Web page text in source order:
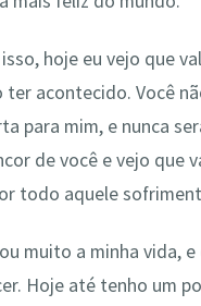
hoje eu vejo que
ter acontecido. Você
para mim, e nunca
de você e vejo que
todo aquele
muito a minha vida, e
Hoje até tenho um